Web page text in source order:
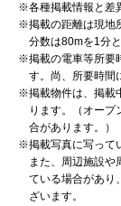
※各種掲載情報と差
※掲載の距離は現地
分数は80mを1分
※掲載の電車等所要
す。尚、所要時間
※掲載物件は、掲載
ります。（オープ
合があります。）
※掲載写真に写って
また、周辺施設や
ている場合があり
ざいます。